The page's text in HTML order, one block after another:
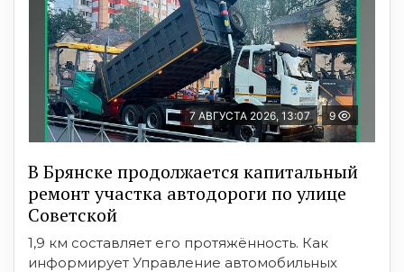
7 АВГУСТА 2026, 13:07 9
В Брянске продолжается капитальный
ремонт участка автодороги по улице
Советской
1,9 км составляет его протяжённость. Как
информирует Управление автомобильных